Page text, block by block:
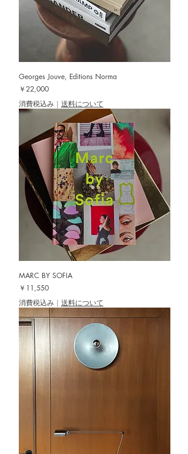
Georges Jouve, Editions Norma
価格
￥22,000
消費税込み | 送料について
MARC BY SOFIA
価格
￥11,550
消費税込み | 送料について